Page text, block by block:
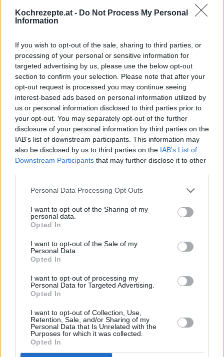
Kochrezepte.at - Do Not Process My Personal
Information
If you wish to opt-out of the sale, sharing to third parties, or
processing of your personal or sensitive information for
targeted advertising by us, please use the below opt-out
section to confirm your selection. Please note that after your
opt-out request is processed you may continue seeing
interest-based ads based on personal information utilized by
us or personal information disclosed to third parties prior to
your opt-out. You may separately opt-out of the further
disclosure of your personal information by third parties on the
IAB’s list of downstream participants. This information may
also be disclosed by us to third parties on the IAB’s List of
Downstream Participants that may further disclose it to other
Personal Data Processing Opt Outs
I want to opt-out of the Sharing of my
personal data.
Opted In
I want to opt-out of the Sale of my
Personal Data.
Opted In
I want to opt-out of processing my
Personal Data for Targeted Advertising.
Opted In
I want to opt-out of Collection, Use,
Retention, Sale, and/or Sharing of my
Personal Data that Is Unrelated with the
Purposes for which it was collected.
Opted In
Fruchtige Cocktails/ Alkoholfreie Cocktails
Ähnliche Rezepte
Ipanema
Leicht
Baby Cocktail
Leicht
Buttermilch Flip
Leicht
Leicht
Granatapfel Cocktail
Leicht
Alice Cocktail
Apfel-Holunder-Drink
Leicht